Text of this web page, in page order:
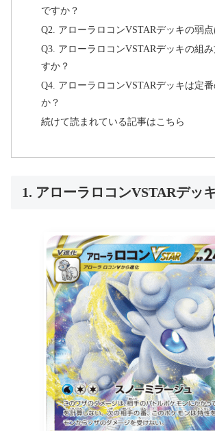
ですか？
Q2. アローラロコンVSTARデッキの弱
Q3. アローラロコンVSTARデッキの組
すか？
Q4. アローラロコンVSTARデッキは定
か？
続けて読まれている記事はこちら
1. アローラロコンVSTARデッ